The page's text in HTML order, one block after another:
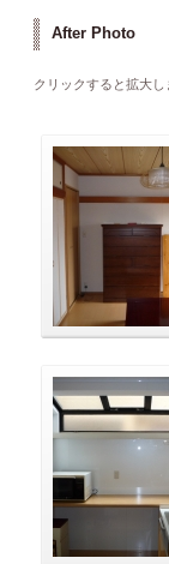
After Photo
クリックすると拡大し